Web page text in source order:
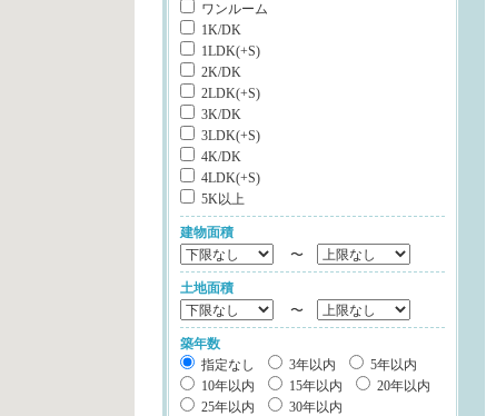
ワンルーム
1K/DK
1LDK(+S)
2K/DK
2LDK(+S)
3K/DK
3LDK(+S)
4K/DK
4LDK(+S)
5K以上
建物面積
〜
土地面積
〜
築年数
指定なし
3年以内
5年以内
10年以内
15年以内
20年以内
25年以内
30年以内